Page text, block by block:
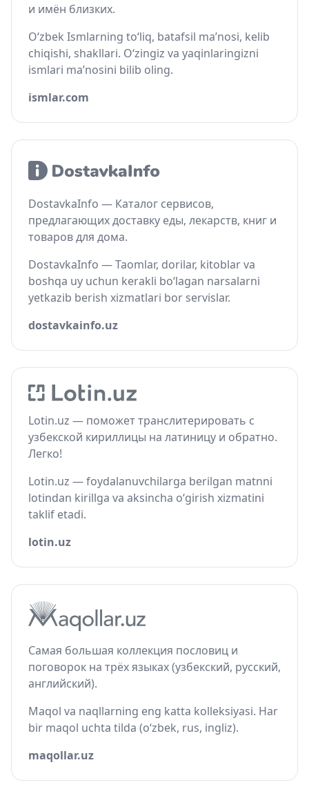
и имён близких.
O‘zbek Ismlarning to‘liq, batafsil ma’nosi, kelib
chiqishi, shakllari. O‘zingiz va yaqinlaringizni
ismlari ma’nosini bilib oling.
ismlar.com
DostavkaInfo — Каталог сервисов,
предлагающих доставку еды, лекарств, книг и
товаров для дома.
DostavkaInfo — Taomlar, dorilar, kitoblar va
boshqa uy uchun kerakli bo‘lagan narsalarni
yetkazib berish xizmatlari bor servislar.
dostavkainfo.uz
Lotin.uz — поможет транслитерировать с
узбекской кириллицы на латиницу и обратно.
Легко!
Lotin.uz — foydalanuvchilarga berilgan matnni
lotindan kirillga va aksincha o‘girish xizmatini
taklif etadi.
lotin.uz
Самая большая коллекция пословиц и
поговорок на трёх языках (узбекский, русский,
английский).
Maqol va naqllarning eng katta kolleksiyasi. Har
bir maqol uchta tilda (o‘zbek, rus, ingliz).
maqollar.uz